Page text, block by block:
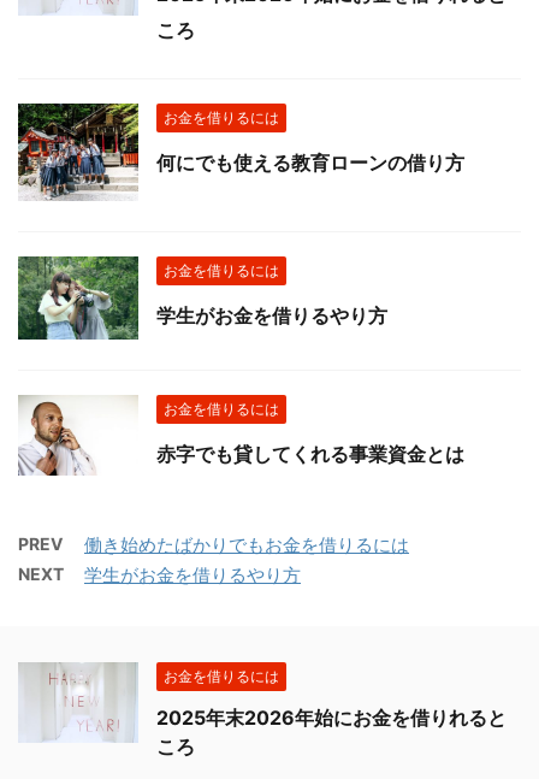
ころ
お金を借りるには
何にでも使える教育ローンの借り方
お金を借りるには
学生がお金を借りるやり方
お金を借りるには
赤字でも貸してくれる事業資金とは
PREV 働き始めたばかりでもお金を借りるには
NEXT 学生がお金を借りるやり方
お金を借りるには
2025年末2026年始にお金を借りれると
ころ